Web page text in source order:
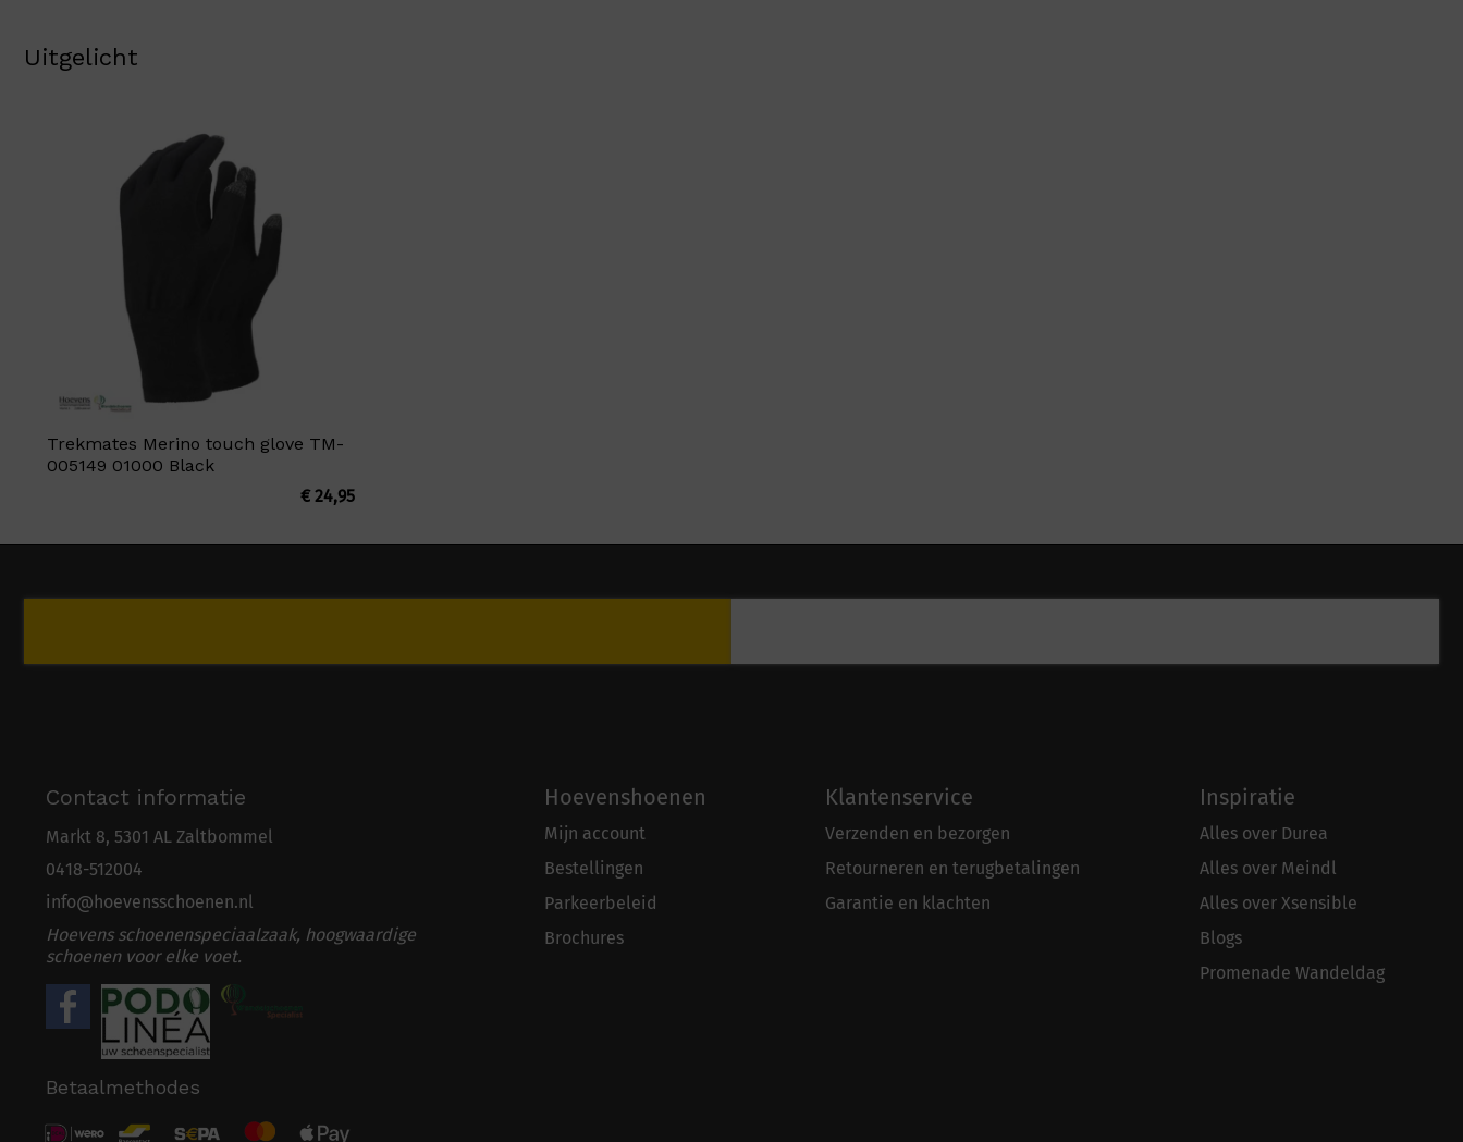
Uitgelicht
Trekmates Merino touch glove TM-
005149 01000 Black
€24,95
Contact informatie
Markt 8, 5301 AL Zaltbommel
0418-512004
info@hoevensschoenen.nl
Hoevens schoenenspeciaalzaak, hoogwaardige
schoenen voor elke voet.
Betaalmethodes
Hoevenshoenen
Mijn account
Bestellingen
Parkeerbeleid
Brochures
Klantenservice
Verzenden en bezorgen
Retourneren en terugbetalingen
Garantie en klachten
Inspiratie
Alles over Durea
Alles over Meindl
Alles over Xsensible
Blogs
Promenade Wandeldag